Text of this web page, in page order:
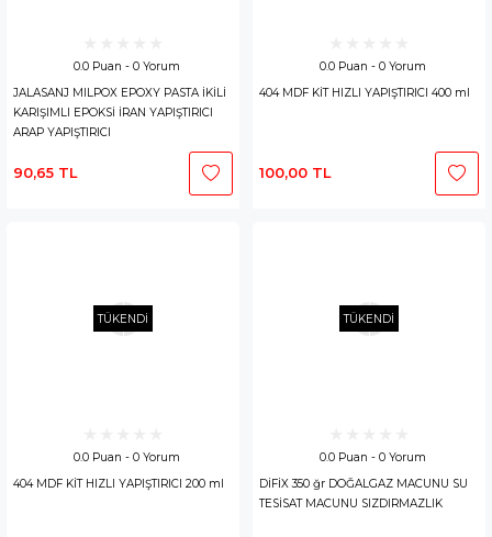
0.0 Puan - 0 Yorum
JALASANJ MILPOX EPOXY PASTA İKİLİ
KARIŞIMLI EPOKSİ İRAN YAPIŞTIRICI
ARAP YAPIŞTIRICI
90,65 TL
0.0 Puan - 0 Yorum
404 MDF KİT HIZLI YAPIŞTIRICI 400 ml
100,00 TL
TÜKENDİ
0.0 Puan - 0 Yorum
404 MDF KİT HIZLI YAPIŞTIRICI 200 ml
TÜKENDİ
0.0 Puan - 0 Yorum
DİFİX 350 ğr DOĞALGAZ MACUNU SU
TESİSAT MACUNU SIZDIRMAZLIK